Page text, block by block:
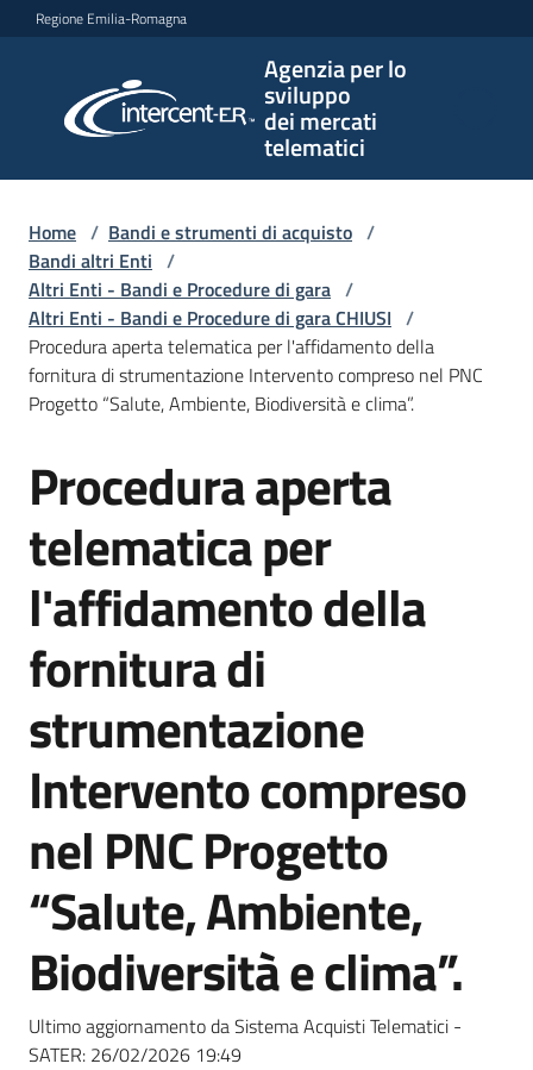
Vai al contenuto
Vai alla navigazione
Vai al footer
Regione Emilia-Romagna
Agenzia per lo
sviluppo
dei mercati
telematici
per lo
sviluppo
telematici
L'Agenzia
e
strumenti
acquisto
Supporto
Piattaforme
telematiche
English
site
Home / Bandi e strumenti di acquisto /
Bandi altri Enti /
Altri Enti - Bandi e Procedure di gara /
Altri Enti - Bandi e Procedure di gara CHIUSI /
Procedura aperta telematica per l'affidamento della
fornitura di strumentazione Intervento compreso nel PNC
Progetto “Salute, Ambiente, Biodiversità e clima”.
Salta al contenuto
Procedura aperta
telematica per
l'affidamento della
fornitura di
strumentazione
Intervento compreso
nel PNC Progetto
“Salute, Ambiente,
Biodiversità e clima”.
Ultimo aggiornamento da Sistema Acquisti Telematici -
SATER: 26/02/2026 19:49